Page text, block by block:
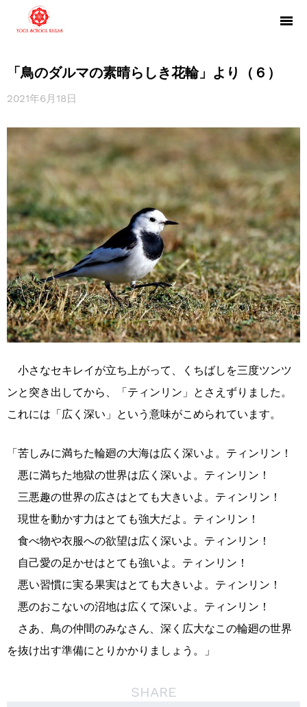
「鳥のダルマの素晴らしき花輪」より（６）
2021年6月18日
小さなセキレイが立ち上がって、くちばしを三度ツンツ
ンと突き出してから、「ティンリン」とさえずりました。
これには「広く深い」という意味がこめられています。
「苦しみに満ちた輪廻の大海は広く深いよ。ティンリン！
悪に満ちた地獄の世界は広く深いよ。ティンリン！
三悪趣の世界の広さはとても大きいよ。ティンリン！
現世を動かす力はとても強大だよ。ティンリン！
食べ物や衣服への欲望は広く深いよ。ティンリン！
自己愛の足かせはとても強いよ。ティンリン！
悪い習慣に実る果実はとても大きいよ。ティンリン！
悪のおこないの沼地は広くて深いよ。ティンリン！
さあ、鳥の仲間のみなさん、深く広大なこの輪廻の世界
を抜け出す準備にとりかかりましょう。」
SHARE